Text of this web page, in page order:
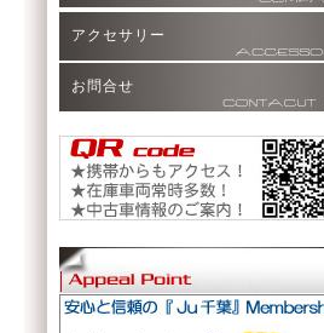
アクセサリー
お問合せ